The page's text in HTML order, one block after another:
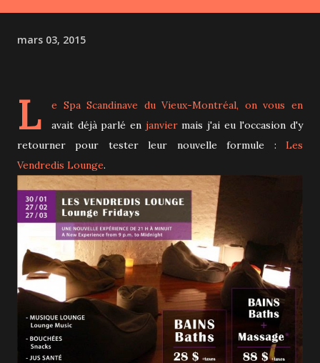
mars 03, 2015
L e Spa Scandinave du Vieux-Montréal, on vous en
avait déjà parlé en janviermais j'ai eu l'occasion d'y
retourner pour tester leur nouvelle formule : Les
Vendredis Lounge.